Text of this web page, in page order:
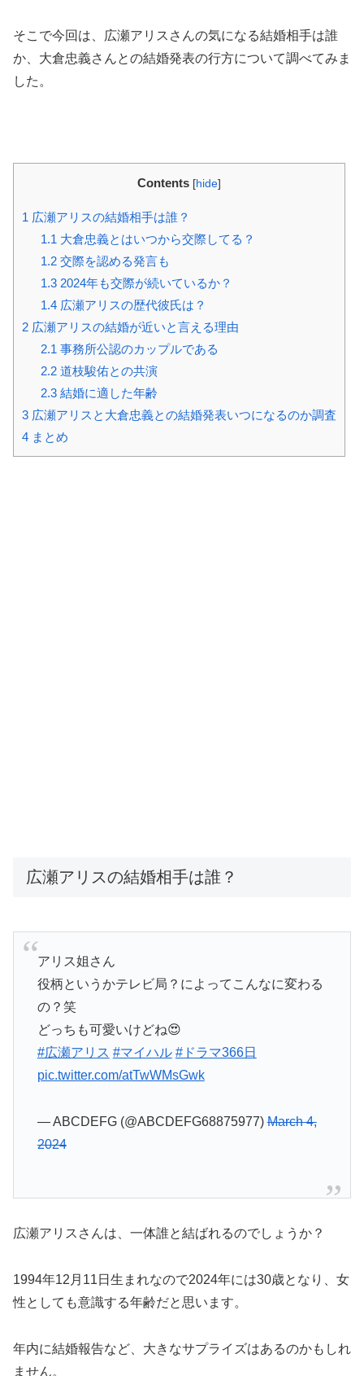
そこで今回は、広瀬アリスさんの気になる結婚相手は誰
か、大倉忠義さんとの結婚発表の行方について調べてみま
した。
Contents [hide]
1 広瀬アリスの結婚相手は誰？
1.1 大倉忠義とはいつから交際してる？
1.2交際を認める発言も
1.32024年も交際が続いているか？
1.4広瀬アリスの歴代彼氏は？
2 広瀬アリスの結婚が近いと言える理由
2.1 事務所公認のカップルである
2.2道枝駿佑との共演
2.3結婚に適した年齢
3 広瀬アリスと大倉忠義との結婚発表いつになるのか調査
4 まとめ
広瀬アリスの結婚相手は誰？
アリス姐さん
役柄というかテレビ局？によってこんなに変わる
の？笑
どっちも可愛いけどね😍
#広瀬アリス
#マイハル
#ドラマ366日
pic.twitter.com/atTwWMsGwk
— ABCDEFG (@ABCDEFG68875977) March 4,
2024
広瀬アリスさんは、一体誰と結ばれるのでしょうか？
1994年12月11日生まれなので2024年には30歳となり、女
性としても意識する年齢だと思います。
年内に結婚報告など、大きなサプライズはあるのかもしれ
ません。